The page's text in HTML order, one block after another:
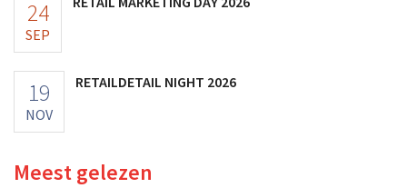
24
SEP
19
NOV
RETAILDETAIL NIGHT 2026
Meest gelezen